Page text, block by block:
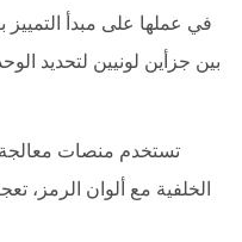
بين جزأين لونيين لتحديد
تستخدم منصات معالجة
الخلفية مع ألوان الرمز،